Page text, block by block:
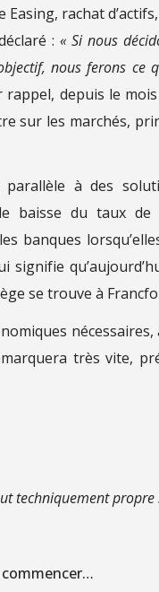
rachat
:« Si nous
nous ferons ce
depuis le
sur les marchés,
à des
baisse du taux
banques
signifie
se trouve à
très vite,
techniquement propre